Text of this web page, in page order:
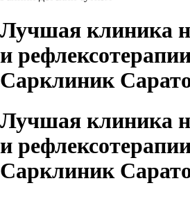
Лучшая клиника
и
Сарклиник
Лучшая клиника
и
Сарклиник